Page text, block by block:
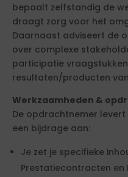
bepaalt zelfstandig de
draagt zorg voor het
Daarnaast adviseert de
over complexe
participatie
resultaten/producten
Werkzaamheden &
De opdrachtnemer
een bijdrage aan:
Je zet je specifieke
Prestatiecontracten en